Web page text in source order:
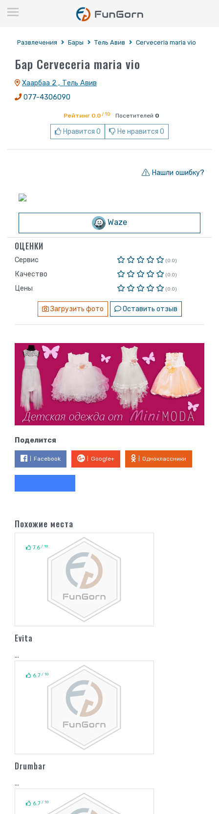
Развлечения Бары Тель Авив Cerveceria maria vio
Бар Cerveceria maria vio
Хаарбаа 2 , Тель Авив
077-4306090
Рейтинг 0.0/ 10 Посетителей 0
Нравится 0 Не нравится 0
Нашли ошибку?
Waze
ОЦЕНКИ
Сервис (0.0)
Качество (0.0)
Цены (0.0)
Загрузить фото Оставить отзыв
Поделится
Facebook Google+ Одноклассники
Похожие места
7.6 / 10
Evita
...
6.7 / 10
Drumbar
...
6.7 / 10